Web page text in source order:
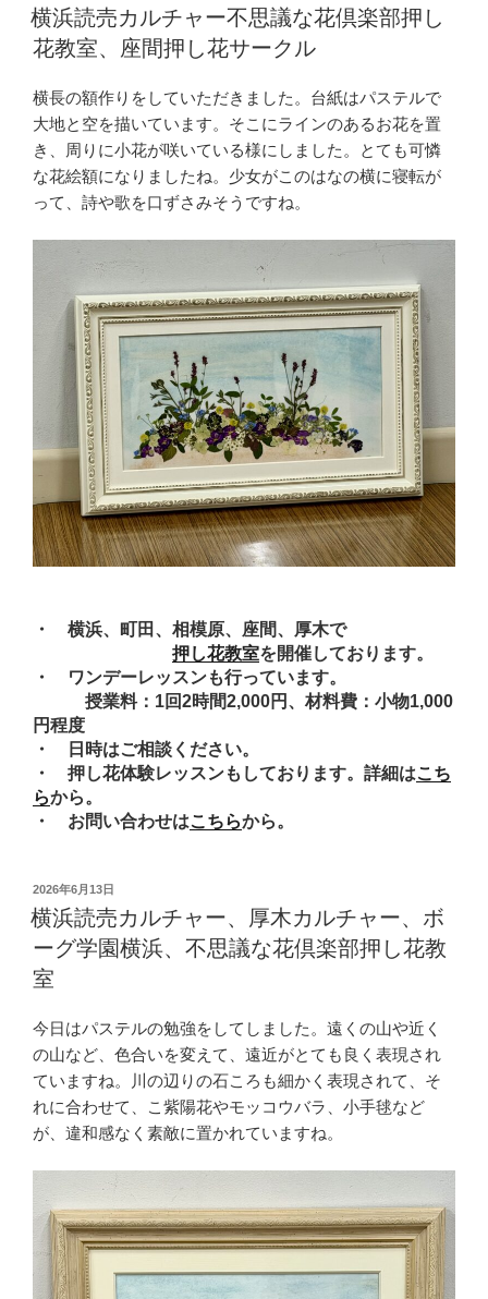
稿
日:
横浜読売カルチャー不思議な花倶楽部押し
花教室、座間押し花サークル
横長の額作りをしていただきました。台紙はパステルで
大地と空を描いています。そこにラインのあるお花を置
き、周りに小花が咲いている様にしました。とても可憐
な花絵額になりましたね。少女がこのはなの横に寝転が
って、詩や歌を口ずさみそうですね。
・ 横浜、町田、相模原、座間、厚木で
押し花教室を開催しております。
・ ワンデーレッスンも行っています。
授業料：1回2時間2,000円、材料費：小物1,000
円程度
・ 日時はご相談ください。
・ 押し花体験レッスンもしております。詳細はこち
らから。
・ お問い合わせはこちらから。
投
稿
日:
2026年6月13日
横浜読売カルチャー、厚木カルチャー、ボ
ーグ学園横浜、不思議な花倶楽部押し花教
室
今日はパステルの勉強をしてしました。遠くの山や近く
の山など、色合いを変えて、遠近がとても良く表現され
ていますね。川の辺りの石ころも細かく表現されて、そ
れに合わせて、こ紫陽花やモッコウバラ、小手毬など
が、違和感なく素敵に置かれていますね。